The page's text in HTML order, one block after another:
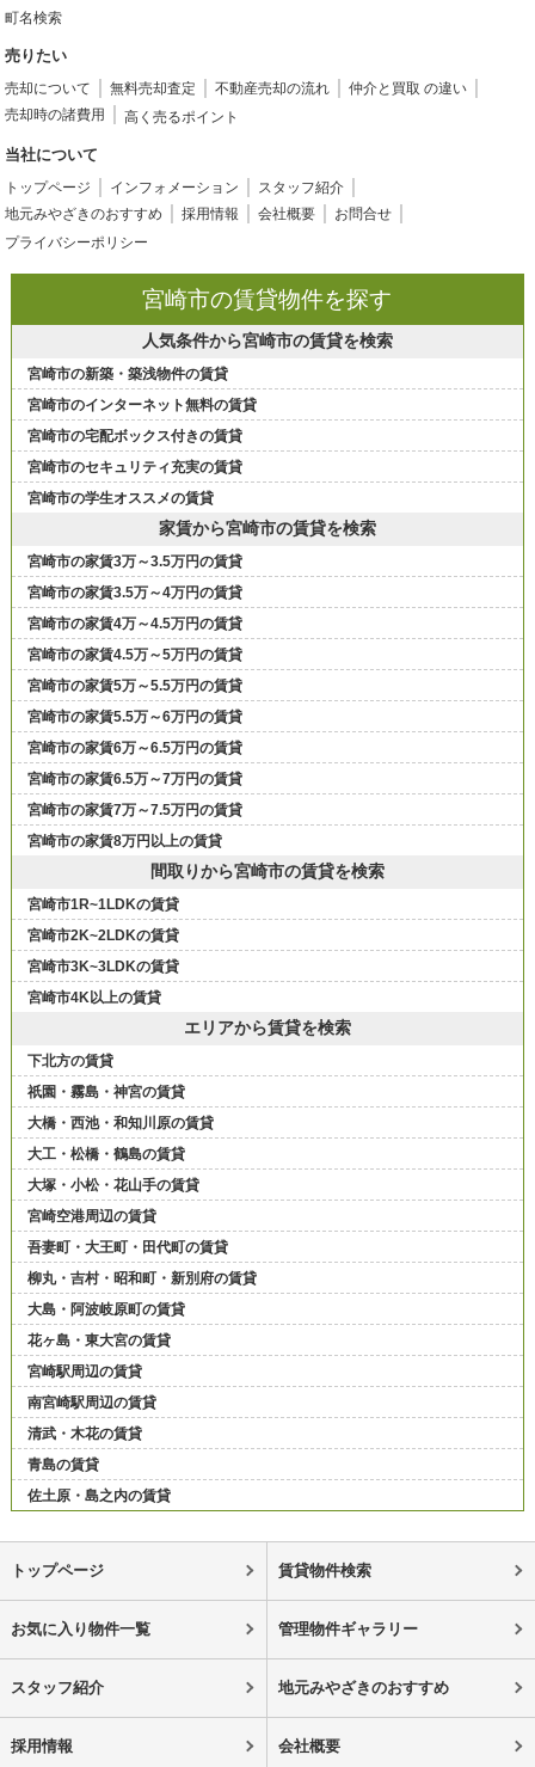
町名検索
売りたい
売却について 無料売却査定 不動産売却の流れ
仲介と買取 の違い
売却時の諸費用
高く売るポイント
当社について
トップページ インフォメーション
スタッフ紹介
地元みやざきのおすすめ
採用情報 会社概要
お問合せ
プライバシーポリシー
宮崎市の賃貸物件を探す
人気条件から宮崎市の賃貸を検索
宮崎市の新築・築浅物件の賃貸
宮崎市のインターネット無料の賃貸
宮崎市の宅配ボックス付きの賃貸
宮崎市のセキュリティ充実の賃貸
宮崎市の学生オススメの賃貸
家賃から宮崎市の賃貸を検索
宮崎市の家賃3万～3.5万円の賃貸
宮崎市の家賃3.5万～4万円の賃貸
宮崎市の家賃4万～4.5万円の賃貸
宮崎市の家賃4.5万～5万円の賃貸
宮崎市の家賃5万～5.5万円の賃貸
宮崎市の家賃5.5万～6万円の賃貸
宮崎市の家賃6万～6.5万円の賃貸
宮崎市の家賃6.5万～7万円の賃貸
宮崎市の家賃7万～7.5万円の賃貸
宮崎市の家賃8万円以上の賃貸
間取りから宮崎市の賃貸を検索
宮崎市1R~1LDKの賃貸
宮崎市2K~2LDKの賃貸
宮崎市3K~3LDKの賃貸
宮崎市4K以上の賃貸
エリアから賃貸を検索
下北方の賃貸
祇園・霧島・神宮の賃貸
大橋・西池・和知川原の賃貸
大工・松橋・鶴島の賃貸
大塚・小松・花山手の賃貸
宮崎空港周辺の賃貸
吾妻町・大王町・田代町の賃貸
柳丸・吉村・昭和町・新別府の賃貸
大島・阿波岐原町の賃貸
花ヶ島・東大宮の賃貸
宮崎駅周辺の賃貸
南宮崎駅周辺の賃貸
清武・木花の賃貸
青島の賃貸
佐土原・島之内の賃貸
トップページ 賃貸物件検索
お気に入り物件一覧 管理物件ギャラリー
スタッフ紹介 地元みやざきのおすすめ
採用情報 会社概要